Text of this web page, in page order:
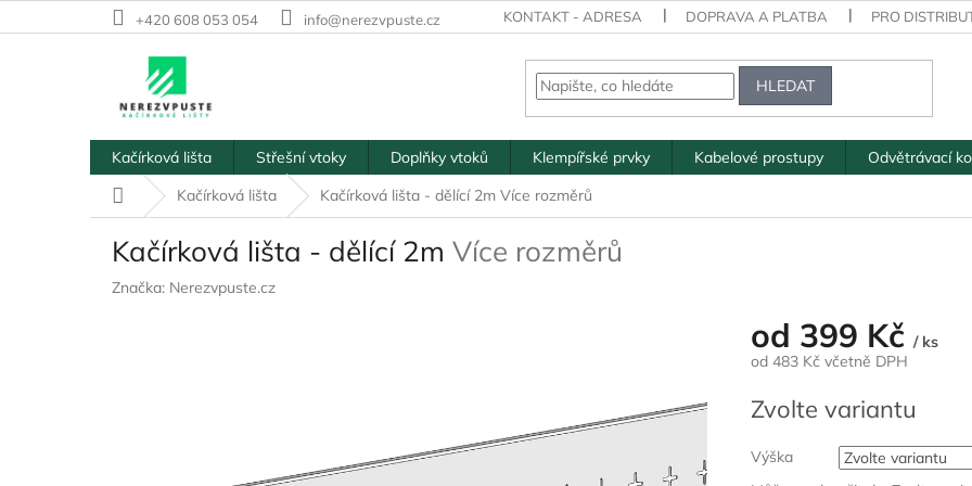
na
+420 608 053 054 info@nerezvpuste.cz KONTAKT - ADRESA DOPRAVA A PLATBA PRO
HLEDAT
Kačírková lišta Střešní vtoky Doplňky vtoků Klempířské prvky Kabelové prostupy Odvětrávací
Domů
Kačírková lišta Kačírková lišta - dělící 2m Více rozměrů
Kačírková lišta - dělící 2m Více rozměrů
Značka: Nerezvpuste.cz
od 399 Kč / ks
od 483 Kč včetně DPH
cena:
Zvolte variantu
Výška